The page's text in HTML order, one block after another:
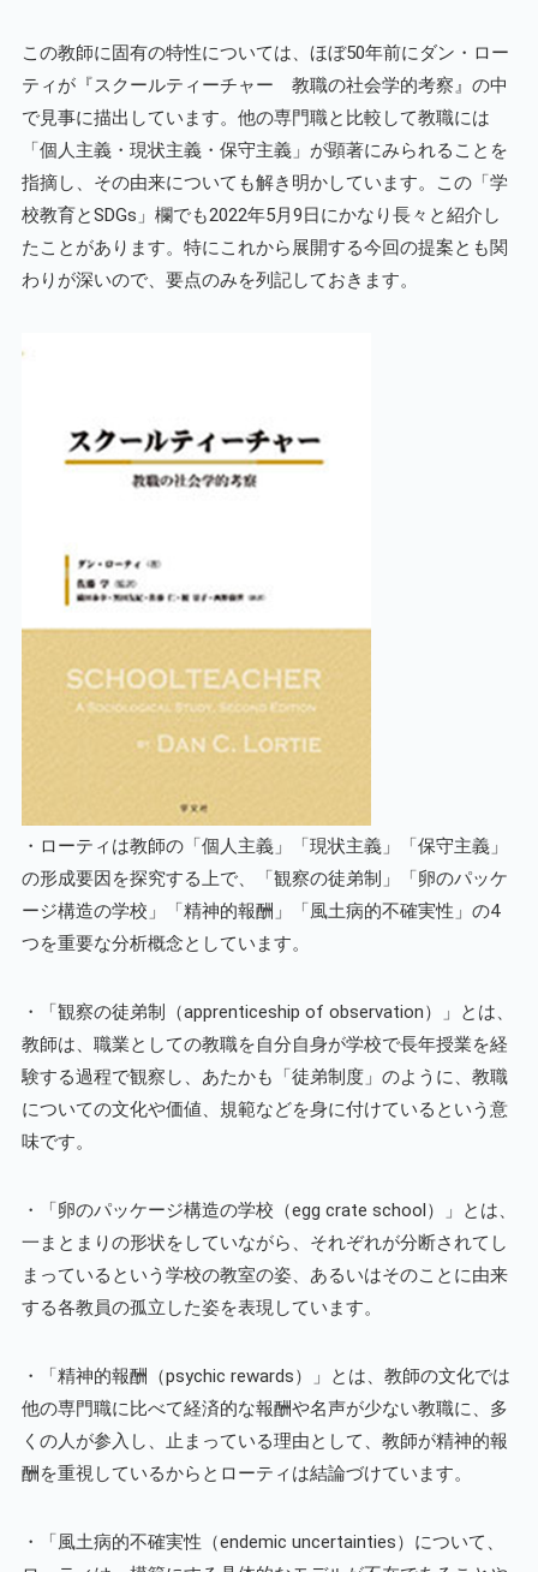
この教師に固有の特性については、ほぼ50年前にダン・ロー
ティが『スクールティーチャー 教職の社会学的考察』の中
で見事に描出しています。他の専門職と比較して教職には
「個人主義・現状主義・保守主義」が顕著にみられることを
指摘し、その由来についても解き明かしています。この「学
校教育とSDGs」欄でも2022年5月9日にかなり長々と紹介し
たことがあります。特にこれから展開する今回の提案とも関
わりが深いので、要点のみを列記しておきます。
・ローティは教師の「個人主義」「現状主義」「保守主義」
の形成要因を探究する上で、「観察の徒弟制」「卵のパッケ
ージ構造の学校」「精神的報酬」「風土病的不確実性」の4
つを重要な分析概念としています。
・「観察の徒弟制（apprenticeship of observation）」とは、
教師は、職業としての教職を自分自身が学校で長年授業を経
験する過程で観察し、あたかも「徒弟制度」のように、教職
についての文化や価値、規範などを身に付けているという意
味です。
・「卵のパッケージ構造の学校（egg crate school）」とは、
一まとまりの形状をしていながら、それぞれが分断されてし
まっているという学校の教室の姿、あるいはそのことに由来
する各教員の孤立した姿を表現しています。
・「精神的報酬（psychic rewards）」とは、教師の文化では
他の専門職に比べて経済的な報酬や名声が少ない教職に、多
くの人が参入し、止まっている理由として、教師が精神的報
酬を重視しているからとローティは結論づけています。
・「風土病的不確実性（endemic uncertainties）について、